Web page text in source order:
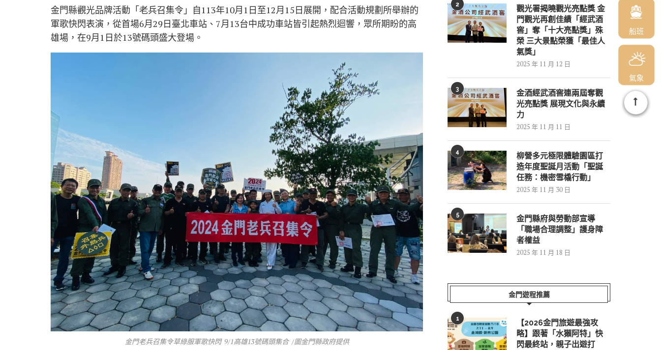
金門縣觀光品牌活動「老兵召集令」自113年10月1日至12月15日展開，配合活動規劃所舉辦的
軍歌快閃表演，從首場6月29日臺北車站、7月13台中成功車站皆引起熱烈迴響，眾所期盼的高
雄場，在9月1日於13號碼頭盛大登場。
金門老兵召集令草綠服軍歌快閃 9/1高雄13號碼頭集合 /圖金門縣政府提供
2
觀光署揭曉觀光亮點獎 金
門觀光再創佳績「經武酒
窖」奪「十大亮點獎」殊
榮 三大景點榮獲「最佳人
氣獎」
2025 年 11 月 12 日
3
金酒經武酒窖連兩屆奪觀
光亮點獎 展現文化與永續
力
2025 年 11 月 11 日
4
柳營多元極限體驗園區打
造年度聖誕月活動「聖誕
任務：機密雪橇行動」
2025 年 11 月 30 日
5
金門縣府與勞動部宣導
「職場合理調整」護身障
者權益
2025 年 11 月 18 日
金門遊程推薦
1
【2026金門旅遊最強攻
略】跟著「水獺阿特」快
閃最終站，親子出遊打
船班
氣象